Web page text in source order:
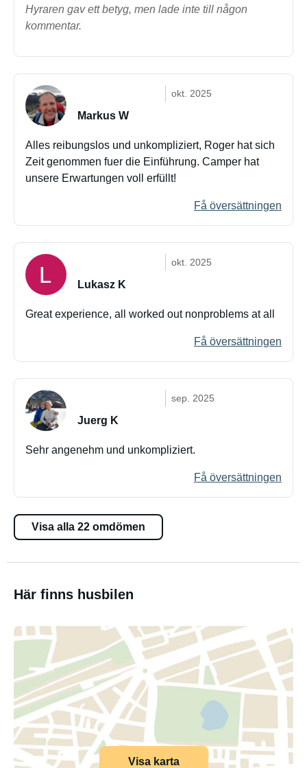
Hyraren gav ett betyg, men lade inte till någon
kommentar.
okt. 2025
Markus W
Alles reibungslos und unkompliziert, Roger hat sich
Zeit genommen fuer die Einführung. Camper hat
unsere Erwartungen voll erfüllt!
Få översättningen
okt. 2025
Lukasz K
Great experience, all worked out nonproblems at all
Få översättningen
sep. 2025
Juerg K
Sehr angenehm und unkompliziert.
Få översättningen
Visa alla 22 omdömen
Här finns husbilen
Visa karta